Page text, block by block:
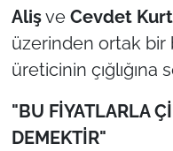
Alişve Cevdet Kurt
üzerinden ortak bir
üreticinin çığlığına
"BU FİYATLARLA
DEMEKTİR"
Finans
Genel-A